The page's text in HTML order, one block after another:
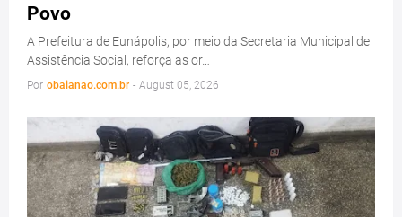
Povo
A Prefeitura de Eunápolis, por meio da Secretaria Municipal de
Assistência Social, reforça as or…
Por obaianao.com.br - August 05, 2026